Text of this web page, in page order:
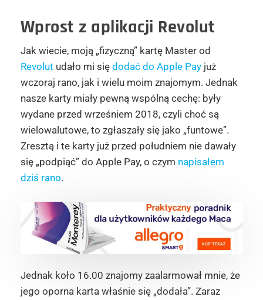
Wprost z aplikacji Revolut
Jak wiecie, moją „fizyczną” kartę Master od
Revolut udało mi się dodać do Apple Payjuż
wczoraj rano, jak i wielu moim znajomym. Jednak
nasze karty miały pewną wspólną cechę: były
wydane przed wrześniem 2018, czyli choć są
wielowalutowe, to zgłaszały się jako „funtowe”.
Zresztą i te karty już przed południem nie dawały
się „podpiąć” do Apple Pay, o czym napisałem
dziś rano.
Jednak koło 16.00 znajomy zaalarmował mnie, że
jego oporna karta właśnie się „dodała”. Zaraz